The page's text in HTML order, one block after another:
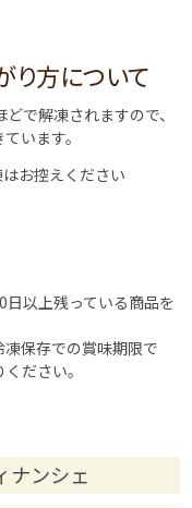
り方について
で解凍されますので、
います。
お控えください
以上残っている商品を
保存での賞味期限で
ださい。
ナンシェ